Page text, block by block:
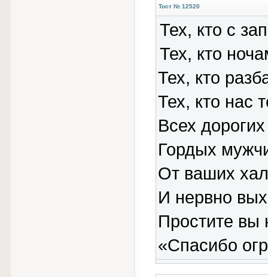
Тост № 12520
Тех, кто с
Тех, кто
Тех, кто
Тех, кто нас
Всех
Гордых
От ваших
И нервно
Простите вы
«Спасибо